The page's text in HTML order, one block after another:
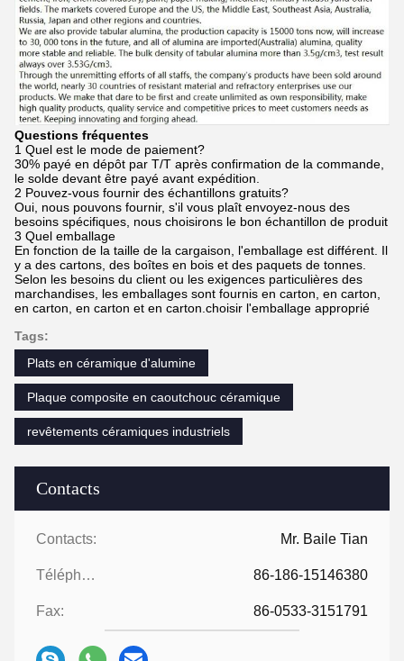
Contacts
Contacts: Mr. Baile Tian
Téléphone: 86-186-15146380
Fax: 86-0533-3151791
Questions fréquentes
1 Quel est le mode de paiement?
30% payé en dépôt par T/T après confirmation de la commande,
le solde devant être payé avant expédition.
2 Pouvez-vous fournir des échantillons gratuits?
Oui, nous pouvons fournir, s'il vous plaît envoyez-nous des
besoins spécifiques, nous choisirons le bon échantillon de produit
3 Quel emballage
En fonction de la taille de la cargaison, l'emballage est différent. Il
y a des cartons, des boîtes en bois et des paquets de tonnes.
Selon les besoins du client ou les exigences particulières des
marchandises, les emballages sont fournis en carton, en carton,
en carton, en carton et en carton.choisir l'emballage approprié
Tags:
Plats en céramique d'alumine
Plaque composite en caoutchouc céramique
revêtements céramiques industriels